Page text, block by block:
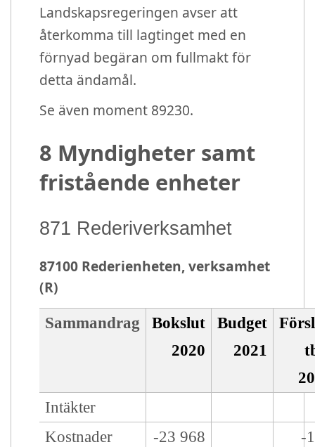
Landskapsregeringen avser att
återkomma till lagtinget med en
förnyad begäran om fullmakt för
detta ändamål.
Se även moment 89230.
8 Myndigheter samt
fristående enheter
871 Rederiverksamhet
87100 Rederienheten, verksamhet
(R)
Sammandrag
Bokslut
2020
Budget
2021
Intäkter
Kostnader
-23 968
-